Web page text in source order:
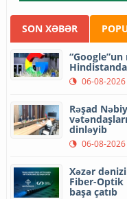
SON XƏBƏR
06-08-2026
Rəşad
dinləyib
06-08-2026
Xəzər
Fiber-Optik
başa çatıb